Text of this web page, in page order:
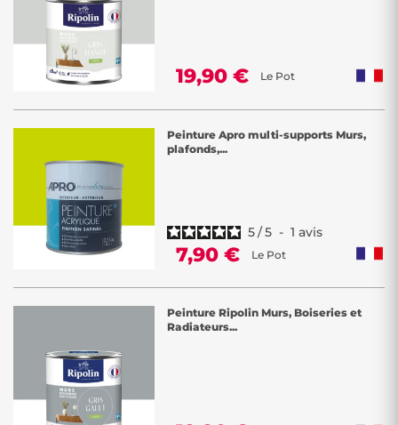
19,90 € Le Pot
Peinture Apro multi-supports Murs,
plafonds,...
5/5 - 1 avis
7,90 € Le Pot
Peinture Ripolin Murs, Boiseries et
Radiateurs...